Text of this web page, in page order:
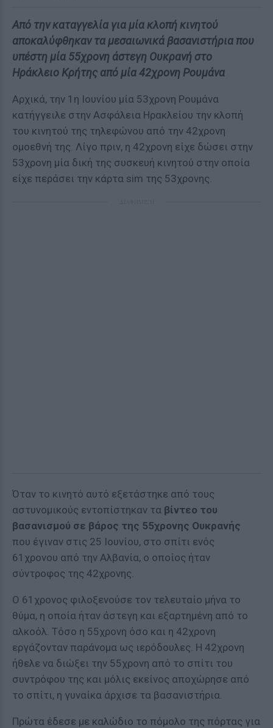
Από την καταγγελία για μία κλοπή κινητού
αποκαλύφθηκαν τα μεσαιωνικά βασανιστήρια που
υπέστη μία 55χρονη άστεγη Ουκρανή στο
Ηράκλειο Κρήτης από μία 42χρονη Ρουμάνα
Αρχικά, την 1η Ιουνίου μία 53χρονη Ρουμάνα
κατήγγειλε στην Ασφάλεια Ηρακλείου την κλοπή
του κινητού της τηλεφώνου από την 42χρονη
ομοεθνή της. Λίγο πριν, η 42χρονη είχε δώσει στην
53χρονη μία δική της συσκευή κινητού στην οποία
είχε περάσει την κάρτα sim της 53χρονης.
Όταν το κινητό αυτό εξετάστηκε από τους
αστυνομικούς εντοπίστηκαν τα βίντεο του
βασανισμού σε βάρος της 55χρονης Ουκρανής
που έγιναν στις 25 Ιουνίου, στο σπίτι ενός
61χρονου από την Αλβανία, ο οποίος ήταν
σύντροφος της 42χρονης.
Ο 61χρονος φιλοξενούσε τον τελευταίο μήνα το
θύμα, η οποία ήταν άστεγη και εξαρτημένη από το
αλκοόλ. Τόσο η 55χρονη όσο και η 42χρονη
εργάζονταν παράνομα ως ιερόδουλες. Η 42χρονη
ήθελε να διώξει την 55χρονη από το σπίτι του
συντρόφου της και μόλις εκείνος αποχώρησε από
το σπίτι, η γυναίκα άρχισε τα βασανιστήρια.
Πρώτα έδεσε με καλώδιο το πόμολο της πόρτας για